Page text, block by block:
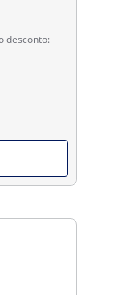
desconto: